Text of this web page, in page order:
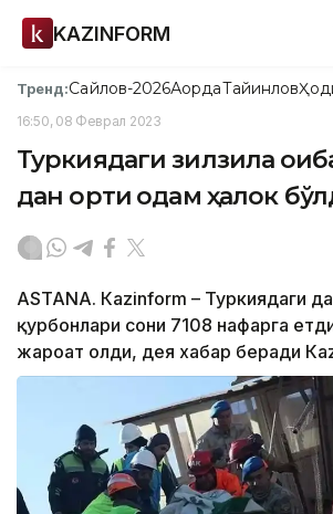
KAZINFORM
Тренд:Сайлов-2026АқордаТайинлов
16:50, 08 Феврал 2023
Туркиядаги зилзила
дан ортиқ одам ҳалок
ASTANА. Кazinform – Туркиядаги
қурбонлари сони 7108 нафарга
жароҳат олди, дея хабар беради